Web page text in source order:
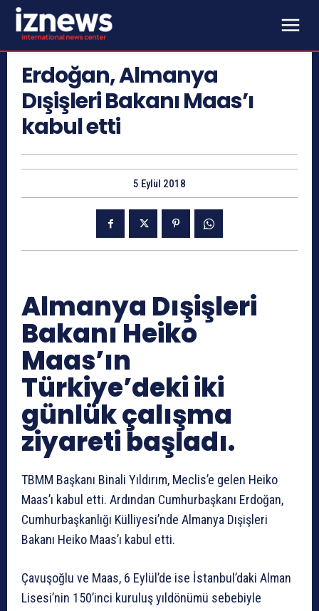
Erdoğan, Almanya
Dışişleri Bakanı Maas’ı
kabul etti
5 Eylül 2018
Almanya Dışişleri
Bakanı Heiko
Maas’ın
Türkiye’deki iki
günlük çalışma
ziyareti başladı.
TBMM Başkanı Binali Yıldırım, Meclis’e gelen Heiko
Maas’ı kabul etti. Ardından Cumhurbaşkanı Erdoğan,
Cumhurbaşkanlığı Külliyesi’nde Almanya Dışişleri
Bakanı Heiko Maas’ı kabul etti.
Çavuşoğlu ve Maas, 6 Eylül’de ise İstanbul’daki Alman
Lisesi’nin 150’inci kuruluş yıldönümü sebebiyle